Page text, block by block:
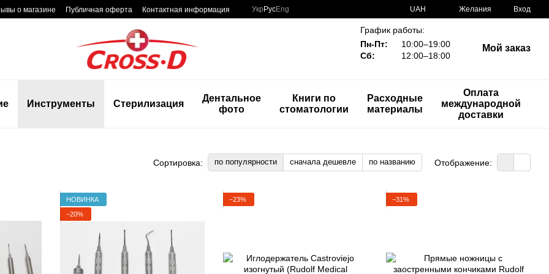
о магазине Публичная оферта Контактная информация Укр РусEng UAH Желания Вход
График работы:
Пн-Пт:
10:00–19:00
Сб:
12:00–18:00
Мой заказ
Инструменты Стерилизация
Дентальное
фото
Книги по
стоматологии
Расходные
материалы
Оплата
международной
доставки
Сортировка: по популярности сначала дешевле по названию Отображение:
НОВИНКА
−20%
−23% −31%